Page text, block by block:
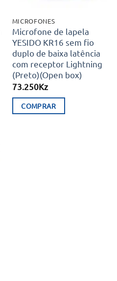
MICROFONES
Microfone de lapela
YESIDO KR16 sem fio
duplo de baixa latência
com receptor Lightning
(Preto)(Open box)
73.250Kz
COMPRAR